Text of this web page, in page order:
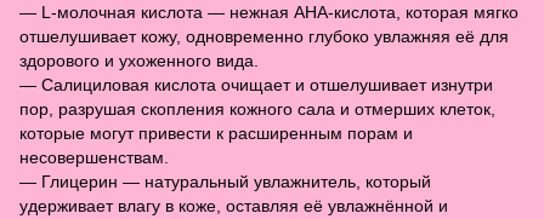
— L-молочная кислота — нежная АНА-кислота, которая мягко
отшелушивает кожу, одновременно глубоко увлажняя её для
здорового и ухоженного вида.
— Салициловая кислота очищает и отшелушивает изнутри
пор, разрушая скопления кожного сала и отмерших клеток,
которые могут привести к расширенным порам и
несовершенствам.
— Глицерин — натуральный увлажнитель, который
удерживает влагу в коже, оставляя её увлажнённой и